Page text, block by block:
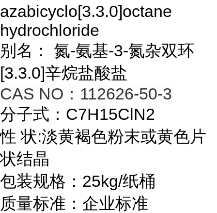
azabicyclo[3.3.0]octane
hydrochloride
别名： 氮-氨基-3-氮杂双环
[3.3.0]辛烷盐酸盐
CAS NO：112626-50-3
分子式：C7H15ClN2
性 状:淡黄褐色粉末或黄色片
状结晶
包装规格：25kg/纸桶
质量标准：企业标准